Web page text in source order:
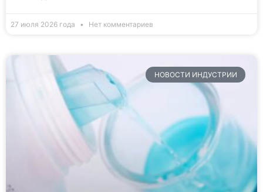
27 июля 2026 года Нет комментариев
НОВОСТИ ИНДУСТРИИ